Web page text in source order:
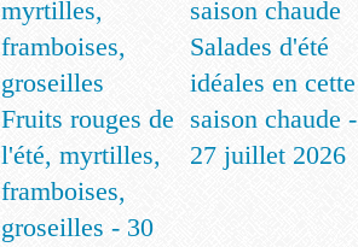
Fruits rouges de
l'été, myrtilles,
framboises,
groseilles - 30
Salades d'été
idéales en cette
saison chaude -
27 juillet 2026